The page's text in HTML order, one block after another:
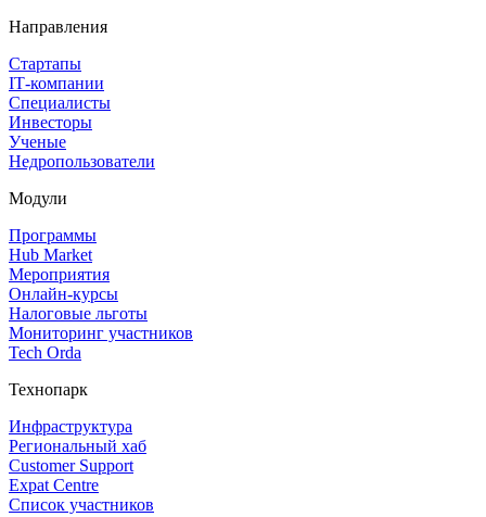
Направления
Стартапы
IT‑компании
Специалисты
Инвесторы
Ученые
Недропользователи
Модули
Программы
Hub Market
Мероприятия
Онлайн‑курсы
Налоговые льготы
Мониторинг участников
Tech Orda
Технопарк
Инфраструктура
Региональный хаб
Customer Support
Expat Centre
Список участников